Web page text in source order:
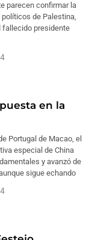
parecen confirmar la
de Palestina,
fallecido presidente
en la
Portugal de Macao, el
especial de China
y avanzó de
sigue echando